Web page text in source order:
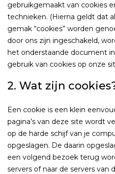
gebruikgemaakt van cookies
technieken. (Hierna geldt dat
gemak “cookies” worden
door ons zijn ingeschakeld,
het onderstaande document
gebruik van cookies op onze
2. Wat zijn
Een cookie is een klein
pagina’s van deze site wordt
op de harde schijf van je
opgeslagen. De daarin
een volgend bezoek terug
servers of naar de servers van